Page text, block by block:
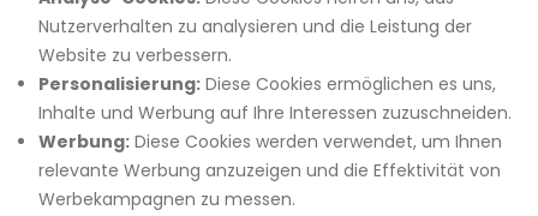
Nutzerverhalten zu analysieren und die Leistung der
Website zu verbessern.
Personalisierung: Diese Cookies ermöglichen es uns,
Inhalte und Werbung auf Ihre Interessen zuzuschneiden.
Werbung: Diese Cookies werden verwendet, um Ihnen
relevante Werbung anzuzeigen und die Effektivität von
Werbekampagnen zu messen.